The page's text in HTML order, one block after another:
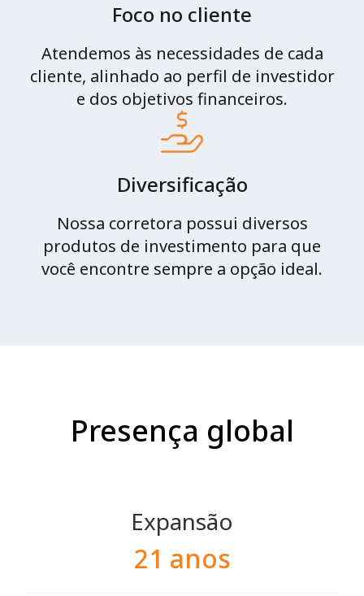
Foco no cliente
Atendemos às necessidades de cada
cliente, alinhado ao perfil de investidor
e dos objetivos financeiros.
Diversificação
Nossa corretora possui diversos
produtos de investimento para que
você encontre sempre a opção ideal.
Presença global
Expansão
21 anos